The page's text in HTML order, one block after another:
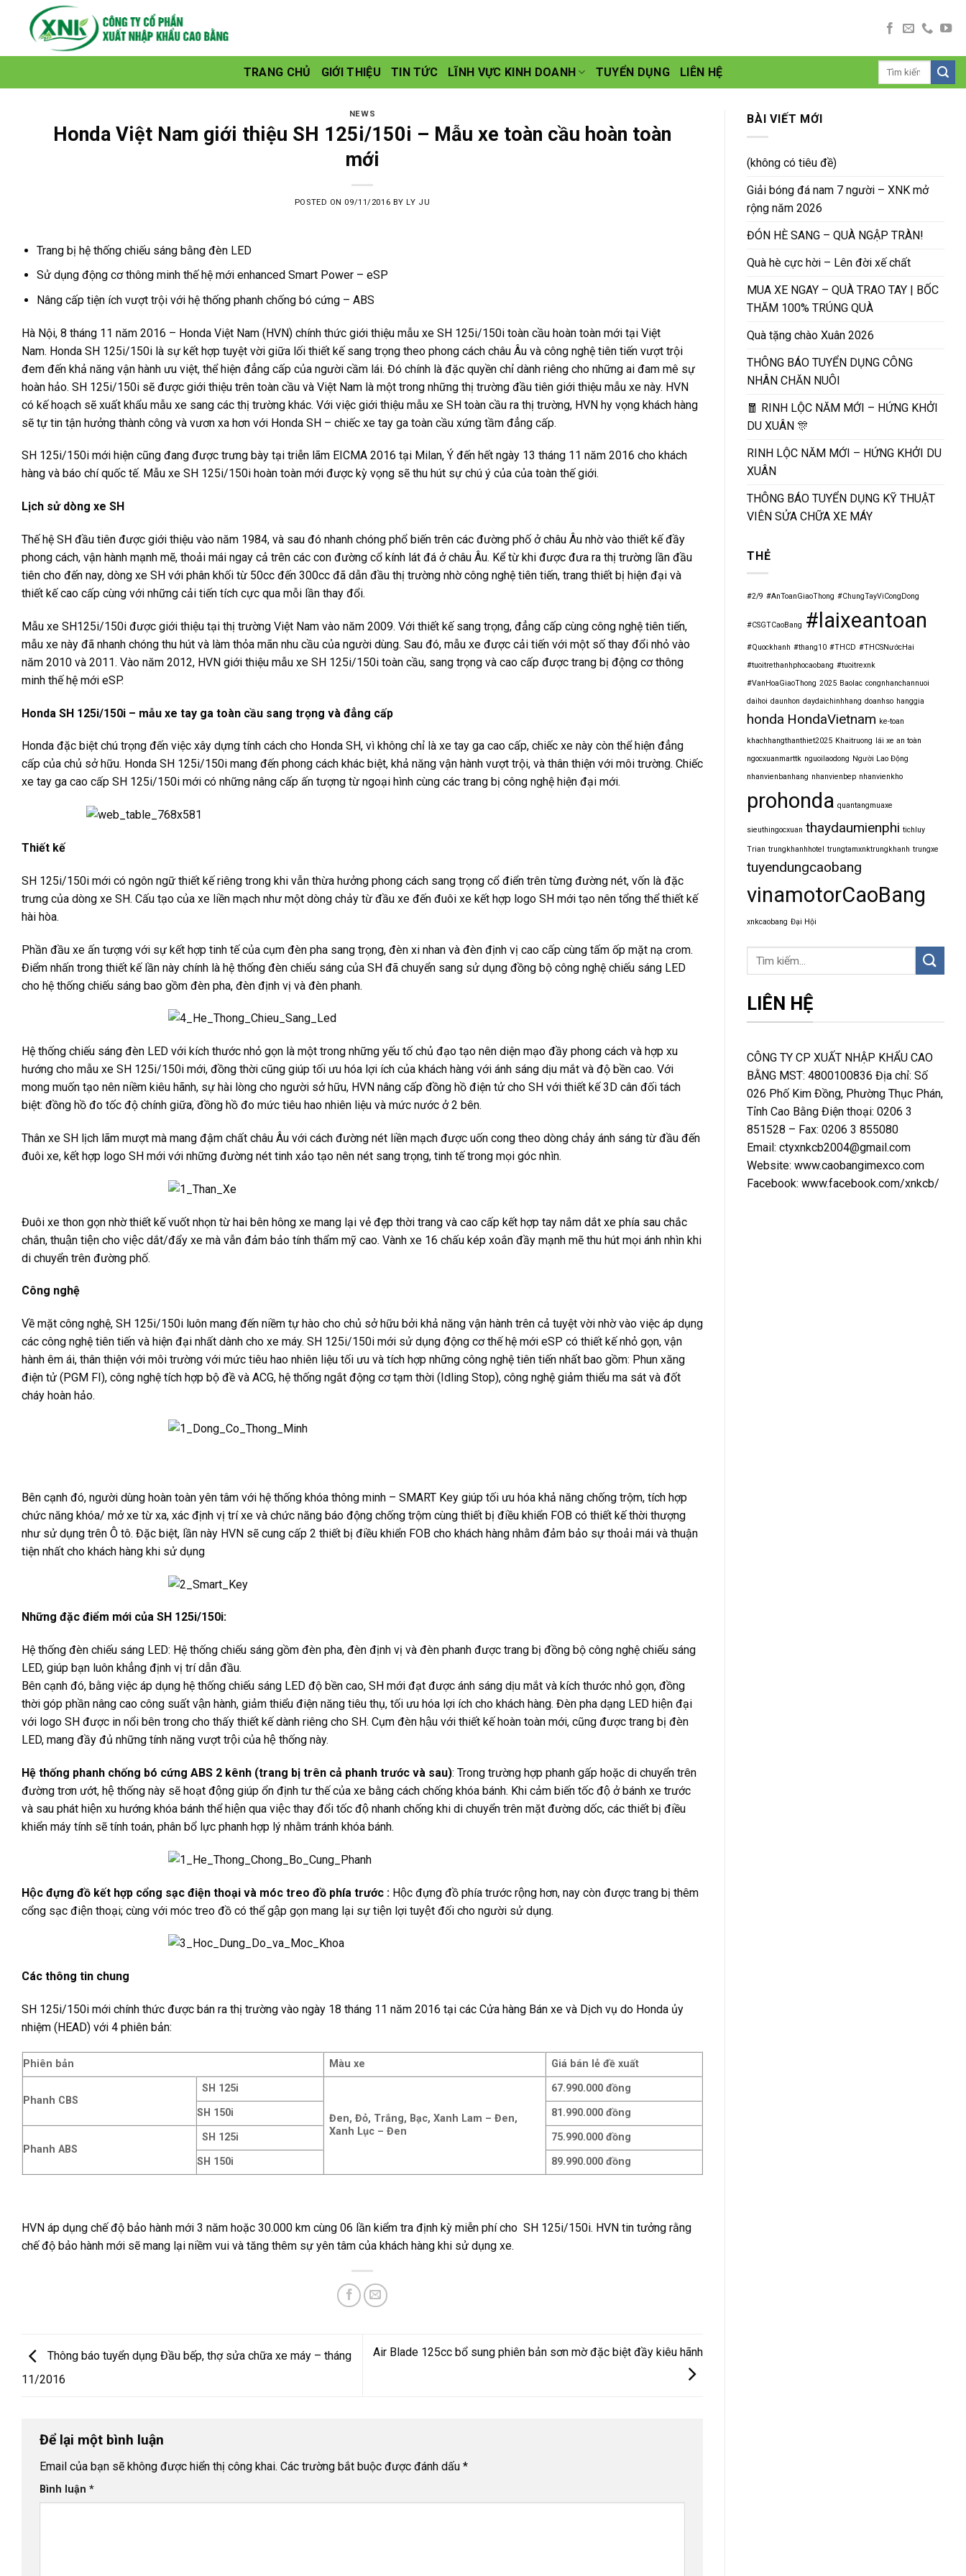
content
TRANG CHỦ GIỚI THIỆU TIN TỨC LĨNH VỰC KINH DOANH TUYỂN DỤNG LIÊN HỆ
NEWS
Honda Việt Nam giới thiệu SH 125i/150i – Mẫu xe toàn cầu hoàn toàn
mới
POSTED ON 09/11/2016 BYLY JU
Trang bị hệ thống chiếu sáng bằng đèn LED
Sử dụng động cơ thông minh thế hệ mới enhanced Smart Power – eSP
Nâng cấp tiện ích vượt trội với hệ thống phanh chống bó cứng – ABS
Hà Nội, 8 tháng 11 năm 2016 – Honda Việt Nam (HVN) chính thức giới thiệu mẫu xe SH 125i/150i toàn cầu hoàn toàn mới tại Việt
Nam. Honda SH 125i/150i là sự kết hợp tuyệt vời giữa lối thiết kế sang trọng theo phong cách châu Âu và công nghệ tiên tiến vượt trội
đem đến khả năng vận hành ưu việt, thể hiện đẳng cấp của người cầm lái. Đó chính là đặc quyền chỉ dành riêng cho những ai đam mê sự
hoàn hảo. SH 125i/150i sẽ được giới thiệu trên toàn cầu và Việt Nam là một trong những thị trường đầu tiên giới thiệu mẫu xe này. HVN
có kế hoạch sẽ xuất khẩu mẫu xe sang các thị trường khác. Với việc giới thiệu mẫu xe SH toàn cầu ra thị trường, HVN hy vọng khách hàng
sẽ tự tin tận hưởng thành công và vươn xa hơn với Honda SH – chiếc xe tay ga toàn cầu xứng tầm đẳng cấp.
SH 125i/150i mới hiện cũng đang được trưng bày tại triễn lãm EICMA 2016 tại Milan, Ý đến hết ngày 13 tháng 11 năm 2016 cho khách
hàng và báo chí quốc tế. Mẫu xe SH 125i/150i hoàn toàn mới được kỳ vọng sẽ thu hút sự chú ý của của toàn thế giới.
Lịch sử dòng xe SH
Thế hệ SH đầu tiên được giới thiệu vào năm 1984, và sau đó nhanh chóng phổ biến trên các đường phố ở châu Âu nhờ vào thiết kế đầy
phong cách, vận hành mạnh mẽ, thoải mái ngay cả trên các con đường cổ kính lát đá ở châu Âu. Kể từ khi được đưa ra thị trường lần đầu
tiên cho đến nay, dòng xe SH với phân khối từ 50cc đến 300cc đã dẫn đầu thị trường nhờ công nghệ tiên tiến, trang thiết bị hiện đại và
thiết kế cao cấp cùng với những cải tiến tích cực qua mỗi lần thay đổi.
Mẫu xe SH125i/150i được giới thiệu tại thị trường Việt Nam vào năm 2009. Với thiết kế sang trọng, đẳng cấp cùng công nghệ tiên tiến,
mẫu xe này đã nhanh chóng thu hút và làm thỏa mãn nhu cầu của người dùng. Sau đó, mẫu xe được cải tiến với một số thay đổi nhỏ vào
năm 2010 và 2011. Vào năm 2012, HVN giới thiệu mẫu xe SH 125i/150i toàn cầu, sang trọng và cao cấp được trang bị động cơ thông
minh thế hệ mới eSP.
Honda SH 125i/150i – mẫu xe tay ga toàn cầu sang trọng và đẳng cấp
Honda đặc biệt chú trọng đến việc xây dựng tính cách cho Honda SH, vì không chỉ là xe tay ga cao cấp, chiếc xe này còn thể hiện đẳng
cấp của chủ sở hữu. Honda SH 125i/150i mang đến phong cách khác biệt, khả năng vận hành vượt trội, và thân thiện với môi trường. Chiếc
xe tay ga cao cấp SH 125i/150i mới có những nâng cấp ấn tượng từ ngoại hình cùng các trang bị công nghệ hiện đại mới.
Thiết kế
SH 125i/150i mới có ngôn ngữ thiết kế riêng trong khi vẫn thừa hưởng phong cách sang trọng cổ điển trên từng đường nét, vốn là đặc
trưng của dòng xe SH. Cấu tạo của xe liền mạch như một dòng chảy từ đầu xe đến đuôi xe kết hợp logo SH mới tạo nên tổng thể thiết kế
hài hòa.
Phần đầu xe ấn tượng với sự kết hợp tinh tế của cụm đèn pha sang trọng, đèn xi nhan và đèn định vị cao cấp cùng tấm ốp mặt nạ crom.
Điểm nhấn trong thiết kế lần này chính là hệ thống đèn chiếu sáng của SH đã chuyển sang sử dụng đồng bộ công nghệ chiếu sáng LED
cho hệ thống chiếu sáng bao gồm đèn pha, đèn định vị và đèn phanh.
Hệ thống chiếu sáng đèn LED với kích thước nhỏ gọn là một trong những yếu tố chủ đạo tạo nên diện mạo đầy phong cách và hợp xu
hướng cho mẫu xe SH 125i/150i mới, đồng thời cũng giúp tối ưu hóa lợi ích của khách hàng với ánh sáng dịu mắt và độ bền cao. Với
mong muốn tạo nên niềm kiêu hãnh, sự hài lòng cho người sở hữu, HVN nâng cấp đồng hồ điện tử cho SH với thiết kế 3D cân đối tách
biệt: đồng hồ đo tốc độ chính giữa, đồng hồ đo mức tiêu hao nhiên liệu và mức nước ở 2 bên.
Thân xe SH lịch lãm mượt mà mang đậm chất châu Âu với cách đường nét liền mạch được uốn cong theo dòng chảy ánh sáng từ đầu đến
đuôi xe, kết hợp logo SH mới với những đường nét tinh xảo tạo nên nét sang trọng, tinh tế trong mọi góc nhìn.
Đuôi xe thon gọn nhờ thiết kế vuốt nhọn từ hai bên hông xe mang lại vẻ đẹp thời trang và cao cấp kết hợp tay nắm dắt xe phía sau chắc
chắn, thuận tiện cho việc dắt/đẩy xe mà vẫn đảm bảo tính thẩm mỹ cao. Vành xe 16 chấu kép xoắn đầy mạnh mẽ thu hút mọi ánh nhìn khi
di chuyển trên đường phố.
Công nghệ
Về mặt công nghệ, SH 125i/150i luôn mang đến niềm tự hào cho chủ sở hữu bởi khả năng vận hành trên cả tuyệt vời nhờ vào việc áp dụng
các công nghệ tiên tiến và hiện đại nhất dành cho xe máy. SH 125i/150i mới sử dụng động cơ thế hệ mới eSP có thiết kế nhỏ gọn, vận
hành êm ái, thân thiện với môi trường với mức tiêu hao nhiên liệu tối ưu và tích hợp những công nghệ tiên tiến nhất bao gồm: Phun xăng
điện tử (PGM FI), công nghệ tích hợp bộ đề và ACG, hệ thống ngắt động cơ tạm thời (Idling Stop), công nghệ giảm thiểu ma sát và đốt
cháy hoàn hảo.
Bên cạnh đó, người dùng hoàn toàn yên tâm với hệ thống khóa thông minh – SMART Key giúp tối ưu hóa khả năng chống trộm, tích hợp
chức năng khóa/ mở xe từ xa, xác định vị trí xe và chức năng báo động chống trộm cùng thiết bị điều khiển FOB có thiết kế thời thượng
như sử dụng trên Ô tô. Đặc biệt, lần này HVN sẽ cung cấp 2 thiết bị điều khiển FOB cho khách hàng nhằm đảm bảo sự thoải mái và thuận
tiện nhất cho khách hàng khi sử dụng
Những đặc điểm mới của SH 125i/150i:
Hệ thống đèn chiếu sáng LED: Hệ thống chiếu sáng gồm đèn pha, đèn định vị và đèn phanh được trang bị đồng bộ công nghệ chiếu sáng
LED, giúp bạn luôn khẳng định vị trí dẫn đầu.
Bên cạnh đó, bằng việc áp dụng hệ thống chiếu sáng LED độ bền cao, SH mới đạt được ánh sáng dịu mắt và kích thước nhỏ gọn, đồng
thời góp phần nâng cao công suất vận hành, giảm thiểu điện năng tiêu thụ, tối ưu hóa lợi ích cho khách hàng. Đèn pha dạng LED hiện đại
với logo SH được in nổi bên trong cho thấy thiết kế dành riêng cho SH. Cụm đèn hậu với thiết kế hoàn toàn mới, cũng được trang bị đèn
LED, mang đầy đủ những tính năng vượt trội của hệ thống này.
Hệ thống phanh chống bó cứng ABS 2 kênh (trang bị trên cả phanh trước và sau): Trong trường hợp phanh gấp hoặc di chuyển trên
đường trơn ướt, hệ thống này sẽ hoạt động giúp ổn định tư thế của xe bằng cách chống khóa bánh. Khi cảm biến tốc độ ở bánh xe trước
và sau phát hiện xu hướng khóa bánh thể hiện qua việc thay đổi tốc độ nhanh chống khi di chuyển trên mặt đường dốc, các thiết bị điều
khiển máy tính sẽ tính toán, phân bổ lực phanh hợp lý nhằm tránh khóa bánh.
Hộc đựng đồ kết hợp cổng sạc điện thoại và móc treo đồ phía trước : Hộc đựng đồ phía trước rộng hơn, nay còn được trang bị thêm
cổng sạc điện thoại; cùng với móc treo đồ có thể gập gọn mang lại sự tiện lợi tuyệt đối cho người sử dụng.
Các thông tin chung
SH 125i/150i mới chính thức được bán ra thị trường vào ngày 18 tháng 11 năm 2016 tại các Cửa hàng Bán xe và Dịch vụ do Honda ủy
nhiệm (HEAD) với 4 phiên bản:
Phiên bản Màu xe Giá bán lẻ đề xuất
Phanh CBS
SH 125i
Đen, Đỏ, Trắng, Bạc, Xanh Lam – Đen,
Xanh Lục – Đen
67.990.000 đồng
SH 150i
81.990.000 đồng
Phanh ABS
SH 125i
75.990.000 đồng
SH 150i
89.990.000 đồng
HVN áp dụng chế độ bảo hành mới 3 năm hoặc 30.000 km cùng 06 lần kiểm tra định kỳ miễn phí cho SH 125i/150i. HVN tin tưởng rằng
chế độ bảo hành mới sẽ mang lại niềm vui và tăng thêm sự yên tâm của khách hàng khi sử dụng xe.
Thông báo tuyển dụng Đầu bếp, thợ sửa chữa xe máy – tháng
11/2016
Air Blade 125cc bổ sung phiên bản sơn mờ đặc biệt đầy kiêu hãnh
Để lại một bình luận
Email của bạn sẽ không được hiển thị công khai. Các trường bắt buộc được đánh dấu *
Bình luận *
BÀI VIẾT MỚI
(không có tiêu đề)
Giải bóng đá nam 7 người – XNK mở
rộng năm 2026
ĐÓN HÈ SANG – QUÀ NGẬP TRÀN!
Quà hè cực hời – Lên đời xế chất
MUA XE NGAY – QUÀ TRAO TAY | BỐC
THĂM 100% TRÚNG QUÀ
Quà tặng chào Xuân 2026
THÔNG BÁO TUYỂN DỤNG CÔNG
NHÂN CHĂN NUÔI
🧧 RINH LỘC NĂM MỚI – HỨNG KHỞI
DU XUÂN 🎊
RINH LỘC NĂM MỚI – HỨNG KHỞI DU
XUÂN
THÔNG BÁO TUYỂN DỤNG KỸ THUẬT
VIÊN SỬA CHỮA XE MÁY
THẺ
#2/9 #AnToanGiaoThong #ChungTayViCongDong
#CSGTCaoBang #laixeantoan
#Quockhanh #thang10 #THCD #THCSNướcHai
#tuoitrethanhphocaobang #tuoitrexnk
#VanHoaGiaoThong 2025 Baolac congnhanchannuoi
daihoi daunhon daydaichinhhang doanhso hanggia
honda HondaVietnam ke-toan
khachhangthanthiet2025 Khaitruong
lái xe an toàn
ngocxuanmarttk nguoilaodong Người Lao Động
nhanvienbanhang nhanvienbep nhanvienkho
prohonda quantangmuaxe
sieuthingocxuan thaydaumienphi tichluy
Trian trungkhanhhotel trungtamxnktrungkhanh trungxe
tuyendungcaobang
vinamotorCaoBang
xnkcaobang Đại Hội
LIÊN HỆ
CÔNG TY CP XUẤT NHẬP KHẨU CAO
BẰNG MST: 4800100836 Địa chỉ: Số
026 Phố Kim Đồng, Phường Thục Phán,
Tỉnh Cao Bằng Điện thoại: 0206 3
851528 – Fax: 0206 3 855080
Email: ctyxnkcb2004@gmail.com
Website: www.caobangimexco.com
Facebook: www.facebook.com/xnkcb/